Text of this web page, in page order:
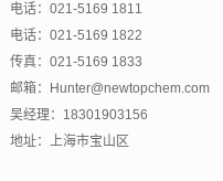
电话：021-5169 1811
电话：021-5169 1822
传真：021-5169 1833
邮箱：Hunter@newtopchem.com
吴经理：18301903156
地址：上海市宝山区